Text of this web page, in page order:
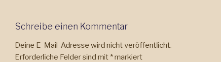
Schreibe einen Kommentar
Deine E-Mail-Adresse wird nicht veröffentlicht.
Erforderliche Felder sind mit *markiert